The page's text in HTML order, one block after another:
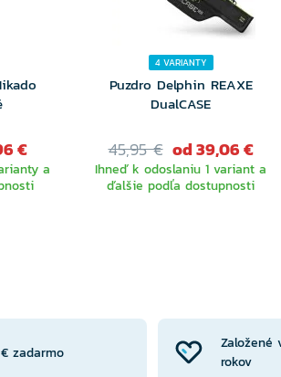
€
a
4 VARIANTY
Puzdro Delphin REAXE
DualCASE
45,95 € od 39,06 €
Ihneď k odoslaniu 1 variant a
ďalšie podľa dostupnosti
zadarmo
rokov